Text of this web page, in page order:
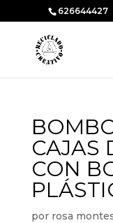
626644427
CAJAS
CON
por rosa